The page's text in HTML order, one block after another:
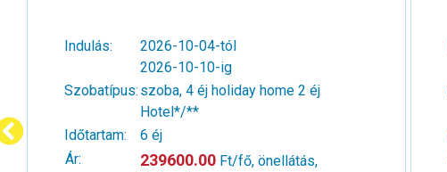
Indulás:
2026-10-04-tól
2026-10-10-ig
Szobatípus: szoba, 4 éj holiday home 2 éj
Hotel*/**
Időtartam:
6 éj
Ár:
239600.00 Ft/fő, önellátás,